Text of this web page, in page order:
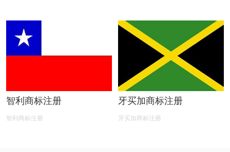
智利商标注册
智利商标注册
牙买加商标注册
牙买加商标注册